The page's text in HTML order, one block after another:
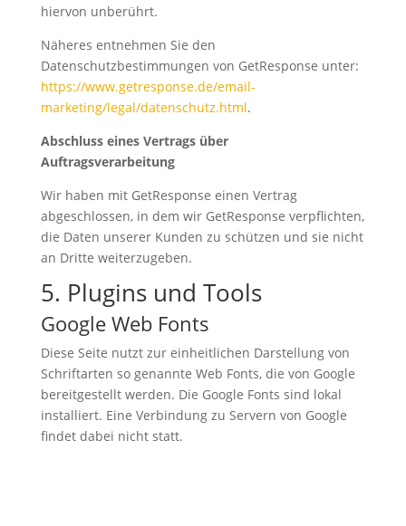
hiervon unberührt.
Näheres entnehmen Sie den
Datenschutzbestimmungen von GetResponse unter:
https://www.getresponse.de/email-
marketing/legal/datenschutz.html.
Abschluss eines Vertrags über
Auftragsverarbeitung
Wir haben mit GetResponse einen Vertrag
abgeschlossen, in dem wir GetResponse verpflichten,
die Daten unserer Kunden zu schützen und sie nicht
an Dritte weiterzugeben.
5. Plugins und Tools
Google Web Fonts
Diese Seite nutzt zur einheitlichen Darstellung von
Schriftarten so genannte Web Fonts, die von Google
bereitgestellt werden. Die Google Fonts sind lokal
installiert. Eine Verbindung zu Servern von Google
findet dabei nicht statt.